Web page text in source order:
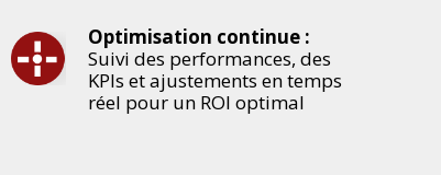
Optimisation continue :
Suivi des performances, des
KPIs et ajustements en temps
réel pour un ROI optimal